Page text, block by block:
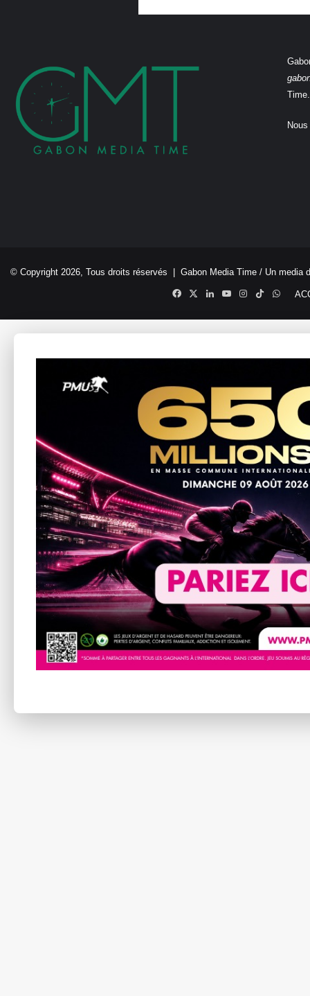
Time.
© Copyright 2026, Tous droits réservés | Gabon Media Time / Un media
Facebook
X LinkedinYouTubeInstagram
TikTok